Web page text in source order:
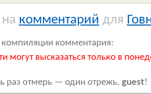
комментарий для
комментария:
могут высказаться только в
раз отмерь — один отрежь, guest!